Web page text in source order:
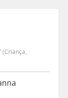
(criança,